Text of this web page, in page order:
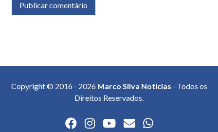
Copyright © 2016 - 2026 Marco Silva Notícias - Todos os
Direitos Reservados.